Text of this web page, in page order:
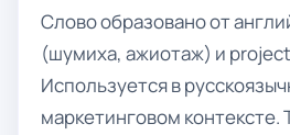
Слово образовано от
(шумиха, ажиотаж) и
Используется в
маркетинговом контексте.